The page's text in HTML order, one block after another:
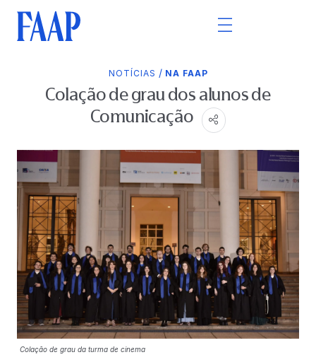
NOTÍCIAS / NA FAAP
Colação de grau dos alunos de
Comunicação
Colação de grau da turma de cinema